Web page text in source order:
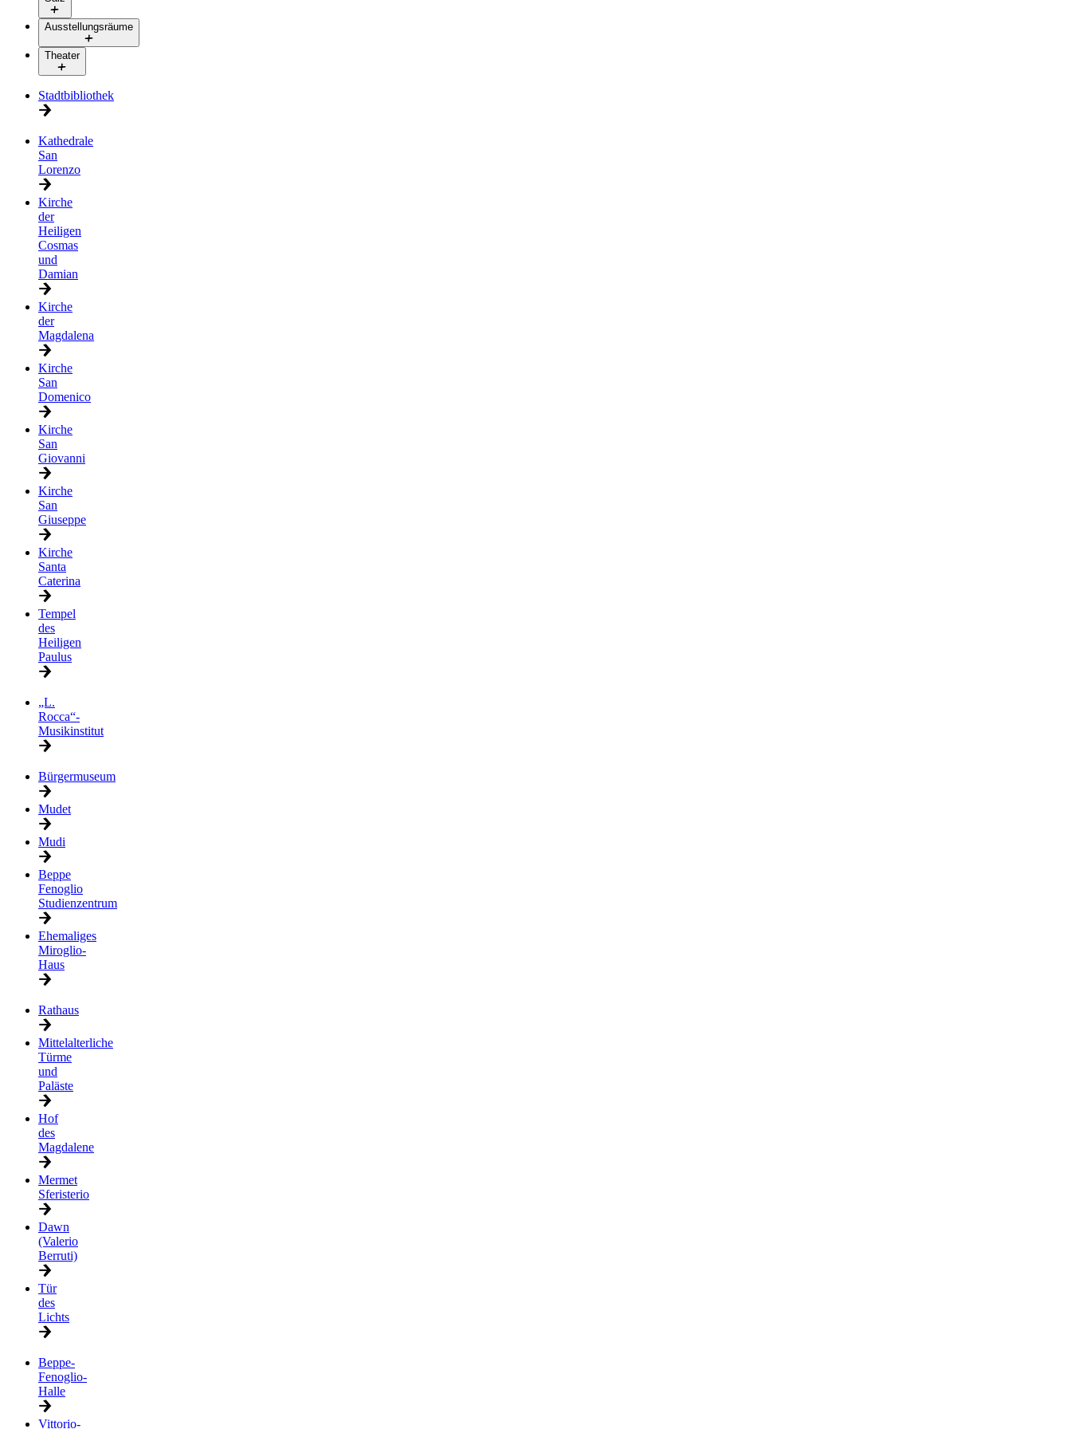
Ausstellungsräume
Theater
Stadtbibliothek
Kathedrale
San
Lorenzo
Kirche
der
Heiligen
Cosmas
und
Damian
Kirche
der
Magdalena
Kirche
San
Domenico
Kirche
San
Giovanni
Kirche
San
Giuseppe
Kirche
Santa
Caterina
Tempel
des
Heiligen
Paulus
„L.
Rocca“-
Musikinstitut
Bürgermuseum
Mudet
Mudi
Beppe
Fenoglio
Studienzentrum
Ehemaliges
Miroglio-
Haus
Rathaus
Mittelalterliche
Türme
und
Paläste
Hof
des
Magdalene
Mermet
Sferisterio
Dawn
(Valerio
Berruti)
Tür
des
Lichts
Beppe-
Fenoglio-
Halle
Vittorio-